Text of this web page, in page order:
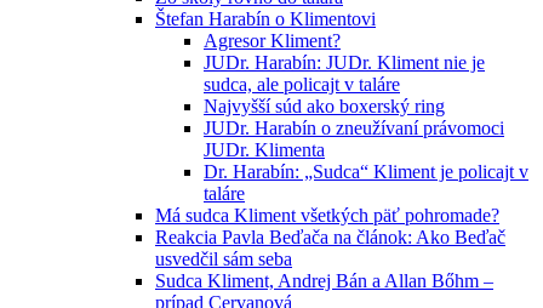
Štefan Harabín o Klimentovi
Agresor Kliment?
JUDr. Harabín: JUDr. Kliment nie je
sudca, ale policajt v taláre
Najvyšší súd ako boxerský ring
JUDr. Harabín o zneužívaní právomoci
JUDr. Klimenta
Dr. Harabín: „Sudca“ Kliment je policajt v
taláre
Má sudca Kliment všetkých päť pohromade?
Reakcia Pavla Beďača na článok: Ako Beďač
usvedčil sám seba
Sudca Kliment, Andrej Bán a Allan Bőhm –
prípad Cervanová